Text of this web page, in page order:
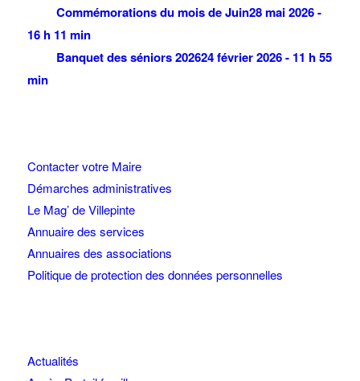
Commémorations du mois de Juin28 mai 2026 -
16 h 11 min
Banquet des séniors 202624 février 2026 - 11 h 55
min
Contacter votre Maire
Démarches administratives
Le Mag’ de Villepinte
Annuaire des services
Annuaires des associations
Politique de protection des données personnelles
Actualités